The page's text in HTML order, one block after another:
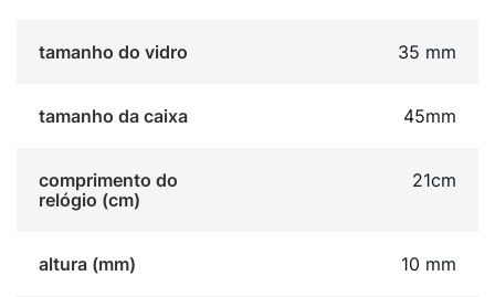
tamanho do vidro 35 mm
tamanho da caixa 45mm
comprimento do
relógio (cm)
21cm
altura (mm) 10 mm